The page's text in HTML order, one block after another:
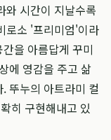
와 시간이 지날수록
로소 '프리미엄'이라
을 아름답게 꾸미
에 영감을 주고 삶
뚜누의 아트라미 컬
히 구현해내고 있